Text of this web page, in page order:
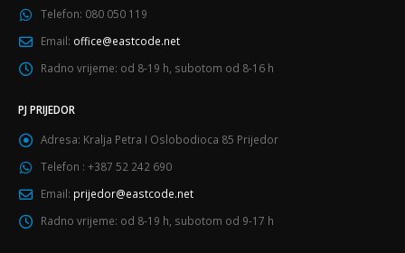
Telefon: 080 050 119
Email: office@eastcode.net
Radno vrijeme: od 8-19 h, subotom od 8-16 h
PJ PRIJEDOR
Adresa: Kralja Petra I Oslobodioca 85 Prijedor
Telefon : +387 52 242 690
Email: prijedor@eastcode.net
Radno vrijeme: od 8-19 h, subotom od 9-17 h